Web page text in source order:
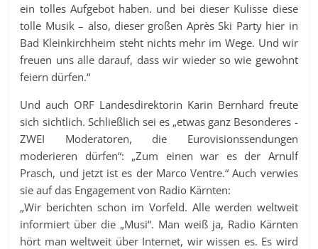
ein tolles Aufgebot haben. und bei dieser Kulisse diese
tolle Musik – also, dieser großen Après Ski Party hier in
Bad Kleinkirchheim steht nichts mehr im Wege. Und wir
freuen uns alle darauf, dass wir wieder so wie gewohnt
feiern dürfen.“
Und auch ORF Landesdirektorin Karin Bernhard freute
sich sichtlich. Schließlich sei es „etwas ganz Besonderes -
ZWEI Moderatoren, die Eurovisionssendungen
moderieren dürfen“: „Zum einen war es der Arnulf
Prasch, und jetzt ist es der Marco Ventre.“ Auch verwies
sie auf das Engagement von Radio Kärnten:
„Wir berichten schon im Vorfeld. Alle werden weltweit
informiert über die „Musi“. Man weiß ja, Radio Kärnten
hört man weltweit über Internet, wir wissen es. Es wird